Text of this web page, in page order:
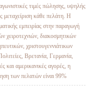
τιμές πώλησης, υψηλής
μεταχείριση κάθε πελάτη. Η
εμπειρίας στην παραγωγή
χειροτεχνιών, διακοσμητικών
χριστουγεννιάτικων
Βρετανία, Γερμανία,
και αμερικανικές αγορές, η
των πελατών είναι 99%